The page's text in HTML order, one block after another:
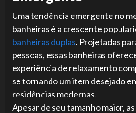
Uma tendência emergente no
banheiras é a crescente
banheiras duplas. Projetadas
pessoas, essas banheiras
experiência de relaxamento
se tornando um item desejado
residências modernas.
Apesar de seu tamanho maior,